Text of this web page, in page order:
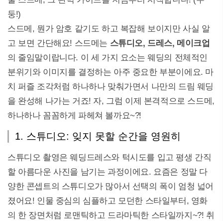
둥!)
스드메, 뭔가 암호 같기도 하고 복잡해 보이지만 사실 알
고 보면 간단해요! 스드메는 스튜디오, 드레스, 메이크업
의 줄임말이랍니다. 이 세 가지 요소는 웨딩의 전체적인
분위기와 이미지를 결정하는 아주 중요한 부분이에요. 마
치 퍼즐 조각처럼 하나하나 맞춰가면서 나만의 드림 웨딩
을 완성해 나가는 거죠! 자, 그럼 이제 본격적으로 스드메,
하나하나 꼼꼼하게 파헤쳐 볼까요~?!
1. 스튜디오: 잊지 못할 순간을 영원히
스튜디오 촬영은 웨딩드레스와 턱시도를 입고 평생 간직
할 아름다운 사진을 남기는 과정이에요. 요즘은 정말 다
양한 콘셉트의 스튜디오가 많아서 선택의 폭이 엄청 넓어
졌어요! 인물 중심의 심플하고 모던한 스타일부터, 영화
의 한 장면처럼 로맨틱하고 드라마틱한 스타일까지~?! 취